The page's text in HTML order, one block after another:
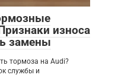
износа
замены
тормоза на Audi?
службы и